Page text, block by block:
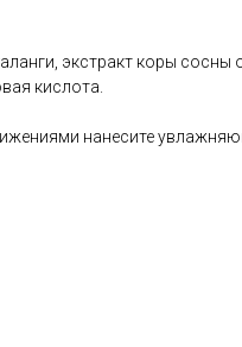
экстракт коры сосны
кислота.
нанесите